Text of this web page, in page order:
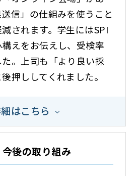
信」の仕組みを使うこと
されます。学生にはSPI
えをお伝えし、受検率
。上司も「より良い採
押ししてくれました。
はこちら
後の取り組み